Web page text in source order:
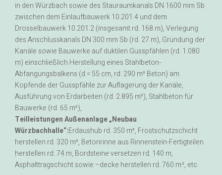
in den Würzbach sowie des Stauraumkanals DN 1600 mm Sb
zwischen dem Einlaufbauwerk 10.201.4 und dem
Drosselbauwerk 10.201.2 (insgesamt rd. 168 m), Verlegung
des Anschlusskanals DN 300 mm Sb (rd. 27 m), Gründung der
Kanäle sowie Bauwerke auf duktilen Gusspfählen (rd. 1.080
m) einschließlich Herstellung eines Stahlbeton-
Abfangungsbalkens (d = 55 cm, rd. 290 m³ Beton) am
Kopfende der Gusspfähle zur Auflagerung der Kanäle,
Ausführung von Erdarbeiten (rd. 2.895 m³), Stahlbeton für
Bauwerke (rd. 65 m³),
Teilleistungen Außenanlage „Neubau
Würzbachhalle“:Erdaushub rd. 350 m³, Frostschutzschicht
herstellen rd. 320 m³, Betonrinne aus Rinnenstein-Fertigteilen
herstellen rd. 74 m, Bordsteine versetzen rd. 140 m,
Asphalttragschicht sowie –decke herstellen rd. 760 m², etc.